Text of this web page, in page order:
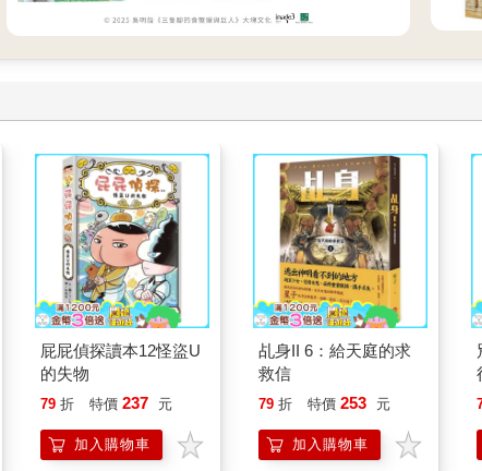
屁屁偵探讀本12怪盜U
的失物
79 折 特價 237 元
加入購物車
乩身II 6：給天庭的求
救信
79 折 特價 253 元
加入購物車